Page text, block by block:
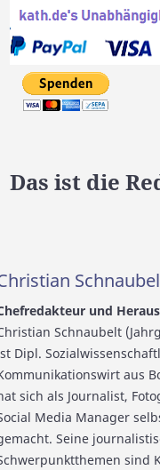
Das ist die
und
Schnaubelt
Dipl.
aus
sich als Journalist,
Media Manager
Seine
sind